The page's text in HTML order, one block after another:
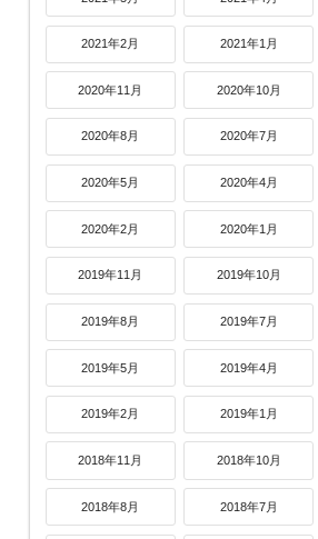
2021年2月 2021年1月
2020年11月 2020年10月
2020年8月 2020年7月
2020年5月 2020年4月
2020年2月 2020年1月
2019年11月 2019年10月
2019年8月 2019年7月
2019年5月 2019年4月
2019年2月 2019年1月
2018年11月 2018年10月
2018年8月 2018年7月